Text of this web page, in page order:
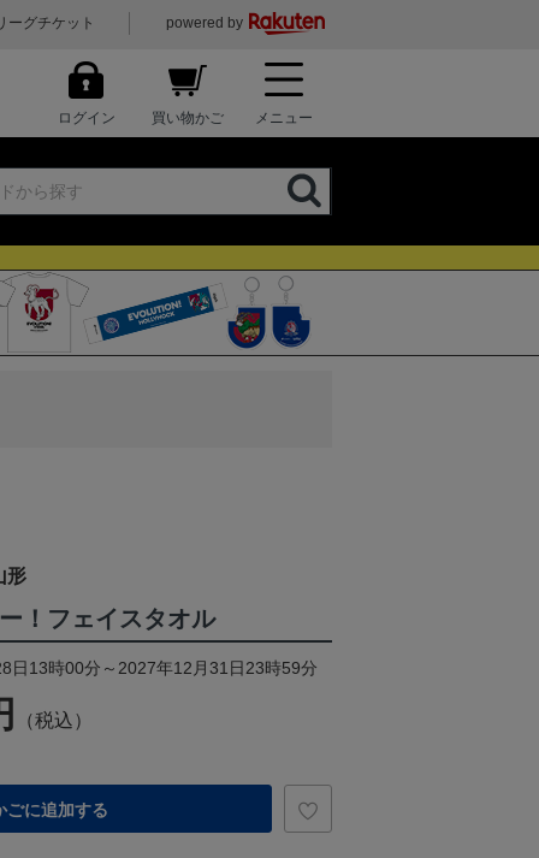
ーグチケット powered by
ログイン 買い物かご メニュー
形
！フェイスタオル
日13時00分～2027年12月31日23時59分
（税込）
ごに追加する